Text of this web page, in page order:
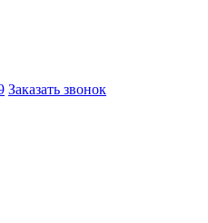
Заказать звонок